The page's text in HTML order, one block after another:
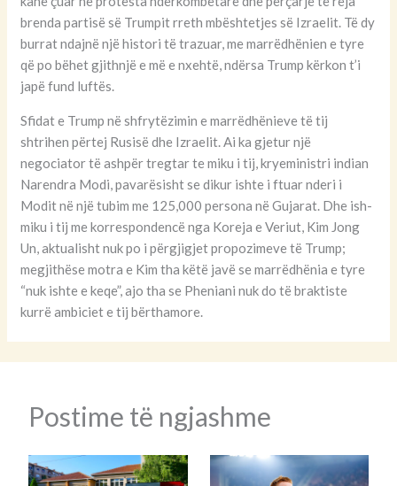
brenda partisë së Trumpit rreth mbështetjes së Izraelit. Të dy
burrat ndajnë një histori të trazuar, me marrëdhënien e tyre
që po bëhet gjithnjë e më e nxehtë, ndërsa Trump kërkon t’i
japë fund luftës.
Sfidat e Trump në shfrytëzimin e marrëdhënieve të tij
shtrihen përtej Rusisë dhe Izraelit. Ai ka gjetur një
negociator të ashpër tregtar te miku i tij, kryeministri indian
Narendra Modi, pavarësisht se dikur ishte i ftuar nderi i
Modit në një tubim me 125,000 persona në Gujarat. Dhe ish-
miku i tij me korrespondencë nga Koreja e Veriut, Kim Jong
Un, aktualisht nuk po i përgjigjet propozimeve të Trump;
megjithëse motra e Kim tha këtë javë se marrëdhënia e tyre
“nuk ishte e keqe”, ajo tha se Pheniani nuk do të braktiste
kurrë ambiciet e tij bërthamore.
Postime të ngjashme